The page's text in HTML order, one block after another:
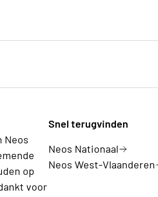
Neos
op
voor
Snel terugvinden
Neos Nationaal
Neos West-Vlaanderen